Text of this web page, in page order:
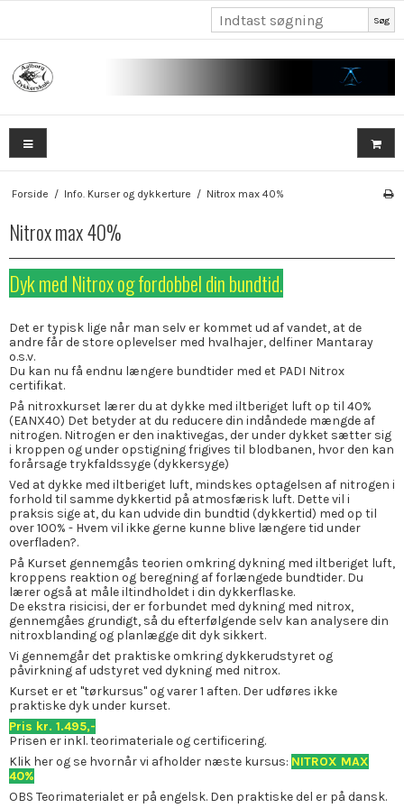
Søg
Forside / Info. Kurser og dykkerture / Nitrox max 40%
Nitrox max 40%
Dyk med Nitrox og fordobbel din bundtid.
Det er typisk lige når man selv er kommet ud af vandet, at de
andre får de store oplevelser med hvalhajer, delfiner Mantaray
o.s.v.
Du kan nu få endnu længere bundtider med et PADI Nitrox
certifikat.
På nitroxkurset lærer du at dykke med iltberiget luft op til 40%
(EANX40) Det betyder at du reducere din indåndede mængde af
nitrogen. Nitrogen er den inaktivegas, der under dykket sætter sig
i kroppen og under opstigning frigives til blodbanen, hvor den kan
forårsage trykfaldssyge (dykkersyge)
Ved at dykke med iltberiget luft, mindskes optagelsen af nitrogen i
forhold til samme dykkertid på atmosfærisk luft. Dette vil i
praksis sige at, du kan udvide din bundtid (dykkertid) med op til
over 100% - Hvem vil ikke gerne kunne blive længere tid under
overfladen?.
På Kurset gennemgås teorien omkring dykning med iltberiget luft,
kroppens reaktion og beregning af forlængede bundtider. Du
lærer også at måle iltindholdet i din dykkerflaske.
De ekstra risicisi, der er forbundet med dykning med nitrox,
gennemgåes grundigt, så du efterfølgende selv kan analysere din
nitroxblanding og planlægge dit dyk sikkert.
Vi gennemgår det praktiske omkring dykkerudstyret og
påvirkning af udstyret ved dykning med nitrox.
Kurset er et "tørkursus" og varer 1 aften. Der udføres ikke
praktiske dyk under kurset.
Pris kr. 1.495,-
Prisen er inkl. teorimateriale og certificering.
Klik her og se hvornår vi afholder næste kursus: NITROX MAX
40%
OBS Teorimaterialet er på engelsk. Den praktiske del er på dansk.